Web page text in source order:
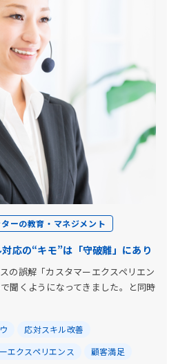
ーの教育・マネジメント
対応の“キモ”は「守破離」にあり
の誤解「カスタマーエクスペリエン
聞くようになってきました。と同時
応対スキル改善
エクスペリエンス
顧客満足